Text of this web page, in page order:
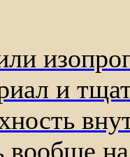
и
вообще